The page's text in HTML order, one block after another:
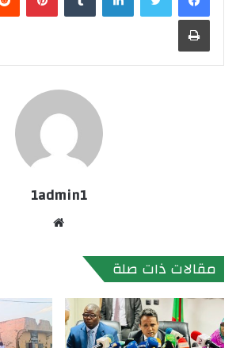
طباعة
1admin1
مقالات ذات صلة